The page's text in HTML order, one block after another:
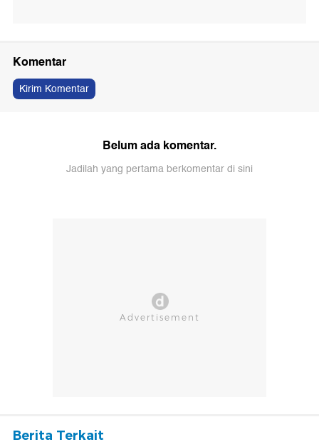
Komentar
Kirim Komentar
Belum ada komentar.
Jadilah yang pertama berkomentar di sini
Berita Terkait